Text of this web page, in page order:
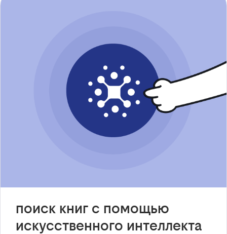
поиск книг с помощью
искусственного интеллекта